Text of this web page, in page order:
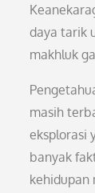
daya tarik
makhluk
masih
eksplorasi
banyak
kehidupan